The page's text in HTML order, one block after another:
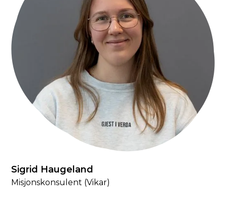
Sigrid Haugeland
Misjonskonsulent (Vikar)